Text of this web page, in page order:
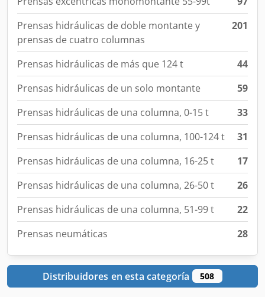
Prensas hidráulicas de doble montante y
prensas de cuatro columnas
201
Prensas hidráulicas de más que 124 t
44
Prensas hidráulicas de un solo montante
59
Prensas hidráulicas de una columna, 0-15 t
33
Prensas hidráulicas de una columna, 100-124 t
31
Prensas hidráulicas de una columna, 16-25 t
17
Prensas hidráulicas de una columna, 26-50 t
26
Prensas hidráulicas de una columna, 51-99 t
22
Prensas neumáticas
28
Distribuidores en esta categoría 508